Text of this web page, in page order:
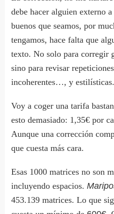
debe hacer alguien externo
buenos que seamos, por
tengamos, hace falta que
texto. No solo para corregir
sino para revisar
incoherentes…, y estilísticas.
Voy a coger una tarifa
esto demasiado: 1,35€ por
Aunque una corrección
que cuesta más cara.
Esas 1000 matrices no son
incluyendo espacios.
453.139 matrices. Lo que